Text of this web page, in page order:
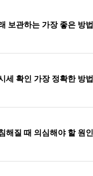
보관하는 가장 좋은 방법
세 확인 가장 정확한 방법
해질 때 의심해야 할 원인